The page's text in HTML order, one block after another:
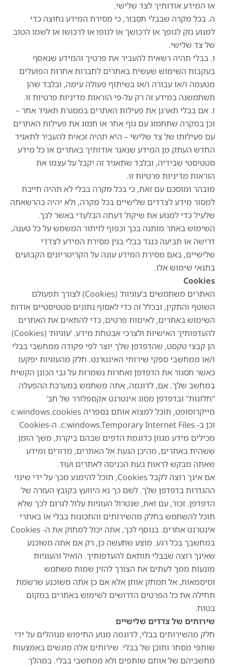
או המידע אודותיך לצד שלישי.
ה. בכל מקרה שבבלי תסבור, כי מסירת המידע נחוצה כדי
למנוע נזק לגופך או לרכושך או לגופו או לרכושו או לשמו הטוב
של צד שלישי.
ו. בבלי תהיה רשאית להעביר את פרטיך והמידע שנאסף
בעקבות השימוש שעשית באתרים לחברות אחרות הפועלים
מטעמה ו/או עבורה ו/או בשיתוף פעולה עימה, ובלבד שהן
תשתמשנה במידע זה רק על-פי הוראות מדיניות פרטיות זו.
ז. אם בבלי תארגן את פעילות האתרים במסגרת תאגיד אחר –
וכן במקרה שתתמזג עם גוף אחר או תמזג את פעילות האתרים
עם פעילותו של צד שלישי – היא תהיה זכאית להעביר לתאגיד
החדש העתק מן המידע שנאגר אודותיך באתרים או כל מידע
סטטיסטי שבידיה, ובלבד שתאגיד זה יקבל על עצמו את
הוראות מדיניות פרטיות זו.
מובהר ומוסכם עם זאת, כי בכל מקרה בבלי לא תהיה חייבת
למסור מידע לצדדים שלישיים בכל מקרה, ולא יהיה בהרשאתה
שלעיל כדי למנוע את שיקול דעתה הבלעדי באשר לכך.
השימוש באתר מותנה בכך וכפוף לויתור המשמש על כל טענה,
דרישה או תביעה כנגד בבלי בגין מסירת המידע לצדדי
שלישיים, באם מסירת המידע עונה על הקריטריונים הקבועים
בתנאי שימוש אלו.
Cookies
האתרים משתמשים ב'עוגיות' (Cookies) לצורך תפעולם
השוטף והתקין, ובכלל זה כדי לאסוף נתונים סטטיסטיים אודות
השימוש באתרים, לאימות פרטים, כדי להתאים את האתרים
להעדפותיך האישיות ולצרכי אבטחת מידע. 'עוגיות' (Cookies)
הן קבצי טקסט, שהדפדפן שלך יוצר לפי פקודה ממחשבי בבלי
ו/או ממחשבי ספקי שירותי האינטרנט. חלק מהעוגיות יפקעו
כאשר תסגור את הדפדפן ואחרות נשמרות על גבי הכונן הקשיח
במחשב שלך. אם, לדוגמה, אתה משתמש במערכת ההפעלה
"חלונות" ובדפדפן מסוג אינטרנט אקספלורר של חב'
מייקרוסופט, תוכל למצוא אותם בספריה c:windows.cookies
וכן ב- c:windows.Temporary Internet Files. ה-Cookies
מכילים מידע מגוון כדוגמת הדפים שבהם ביקרת, משך הזמן
ששהית באתרים, מהיכן הגעת אל האתרים, מדורים ומידע
שאתה מבקש לראות בעת הכניסה לאתרים ועוד.
אם אינך רוצה לקבל Cookies, תוכל להימנע מכך על ידי שינוי
ההגדרות בדפדפן שלך. לשם כך נא היוועץ בקובץ העזרה של
הדפדפן. זכור, עם זאת, שנטרול העוגיות עלול לגרום לכך שלא
תוכל להשתמש בחלק מהשירותים והתכונות בבלי או באתרי
אינטרנט אחרים. בנוסף לכך, אתה יכול למחוק את ה- Cookies
במחשבך בכל רגע. מוצע שתעשה כן, רק אם אתה משוכנע
שאינך רוצה שבבלי תותאם להעדפותיך. הואיל והעוגיות
מונעות ממך לעתים את הצורך להזין שמות משתמש
וסיסמאות, אל תמחק אותן אלא אם כן אתה משוכנע שרשמת
תחילה את כל הפרטים הדרושים לשימוש באתרים במקום
בטוח.
שירותים של צדדים שלישיים
חלק מהשירותים בבלי, לדוגמה מנוע החיפוש מנוהלים על ידי
שותפי מסחר ותוכן של בבלי. שירותים אלה מוגשים באמצעות
מחשביהם של אותם שותפים ולא ממחשבי בבלי. במהלך